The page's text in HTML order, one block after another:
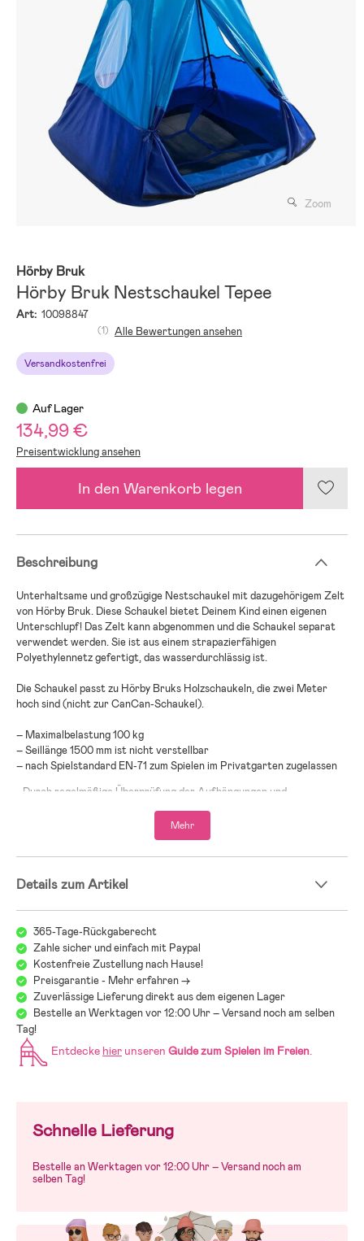
Zoom
Hörby Bruk
Hörby Bruk Nestschaukel Tepee
Art: 10098847
Versandkostenfrei
(1) Alle Bewertungen ansehen
Auf Lager
134,99 €
Preisentwicklung ansehen
In den Warenkorb legen
Beschreibung
Unterhaltsame und großzügige Nestschaukel mit dazugehörigem Zelt
von Hörby Bruk. Diese Schaukel bietet Deinem Kind einen eigenen
Unterschlupf! Das Zelt kann abgenommen und die Schaukel separat
verwendet werden. Sie ist aus einem strapazierfähigen
Polyethylennetz gefertigt, das wasserdurchlässig ist.
Die Schaukel passt zu Hörby Bruks Holzschaukeln, die zwei Meter
hoch sind (nicht zur CanCan-Schaukel).
– Maximalbelastung 100 kg
– Seillänge 1500 mm ist nicht verstellbar
– nach Spielstandard EN-71 zum Spielen im Privatgarten zugelassen
- Durch regelmäßige Überprüfung der Aufhängungen und
Befestigungen können Sturzunfälle vermieden werden.
Mehr
Details zum Artikel
365-Tage-Rückgaberecht
Zahle sicher und einfach mit Paypal
Kostenfreie Zustellung nach Hause!
Preisgarantie - Mehr erfahren ->
Zuverlässige Lieferung direkt aus dem eigenen Lager
Bestelle an Werktagen vor 12:00 Uhr – Versand noch am selben
Tag!
Entdecke hier unseren Guide zum Spielen im Freien.
Schnelle Lieferung
Bestelle an Werktagen vor 12:00 Uhr – Versand noch am
selben Tag!